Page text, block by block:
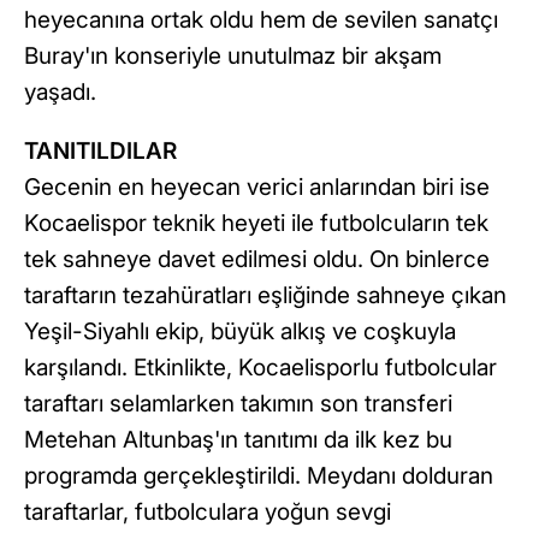
heyecanına ortak oldu hem de sevilen sanatçı
Buray'ın konseriyle unutulmaz bir akşam
yaşadı.
TANITILDILAR
Gecenin en heyecan verici anlarından biri ise
Kocaelispor teknik heyeti ile futbolcuların tek
tek sahneye davet edilmesi oldu. On binlerce
taraftarın tezahüratları eşliğinde sahneye çıkan
Yeşil-Siyahlı ekip, büyük alkış ve coşkuyla
karşılandı. Etkinlikte, Kocaelisporlu futbolcular
taraftarı selamlarken takımın son transferi
Metehan Altunbaş'ın tanıtımı da ilk kez bu
programda gerçekleştirildi. Meydanı dolduran
taraftarlar, futbolculara yoğun sevgi